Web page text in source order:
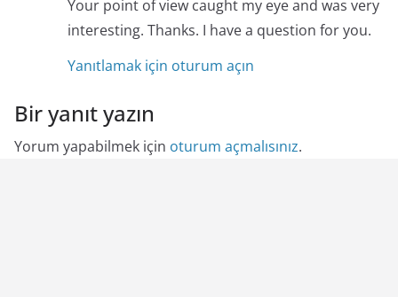
Your point of view caught my eye and was very
interesting. Thanks. I have a question for you.
Yanıtlamak için oturum açın
Bir yanıt yazın
Yorum yapabilmek için oturum açmalısınız.